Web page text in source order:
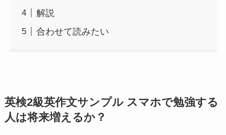
解説
合わせて読みたい
英検2級英作文サンプル スマホで勉強する
人は将来増えるか？